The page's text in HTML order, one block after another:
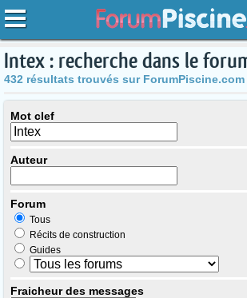
Intex : recherche dans le
432 résultats trouvés sur ForumPiscine.com
Mot clef
Auteur
Forum
Tous
Récits de construction
Guides
Fraicheur des messages